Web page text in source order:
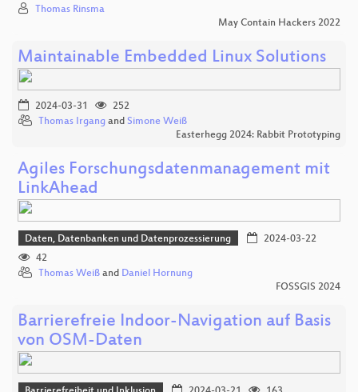
Thomas Rinsma
May Contain Hackers 2022
Maintainable Embedded Linux Solutions
2024-03-31
252
Thomas Irgang and Simone Weiß
Easterhegg 2024: Rabbit Prototyping
Agiles Forschungsdatenmanagement mit
LinkAhead
Daten, Datenbanken und Datenprozessierung
2024-03-22
42
Thomas Weiß and Daniel Hornung
FOSSGIS 2024
Barrierefreie Indoor-Navigation auf Basis
von OSM-Daten